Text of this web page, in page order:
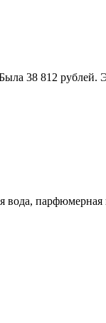
38 812 рублей.
вода, парфюмерная